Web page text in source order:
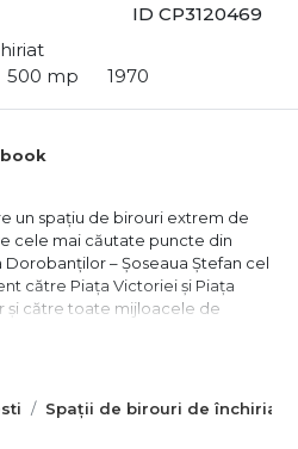
ID CP3120469
500 mp 1970
Spații de birouri de închiriat
un spațiu de birouri extrem de
cele mai căutate puncte din
– Șoseaua Ștefan cel
către Piața Victoriei și Piața
și către toate mijloacele de
urmă cu câțiva ani, cu recepție